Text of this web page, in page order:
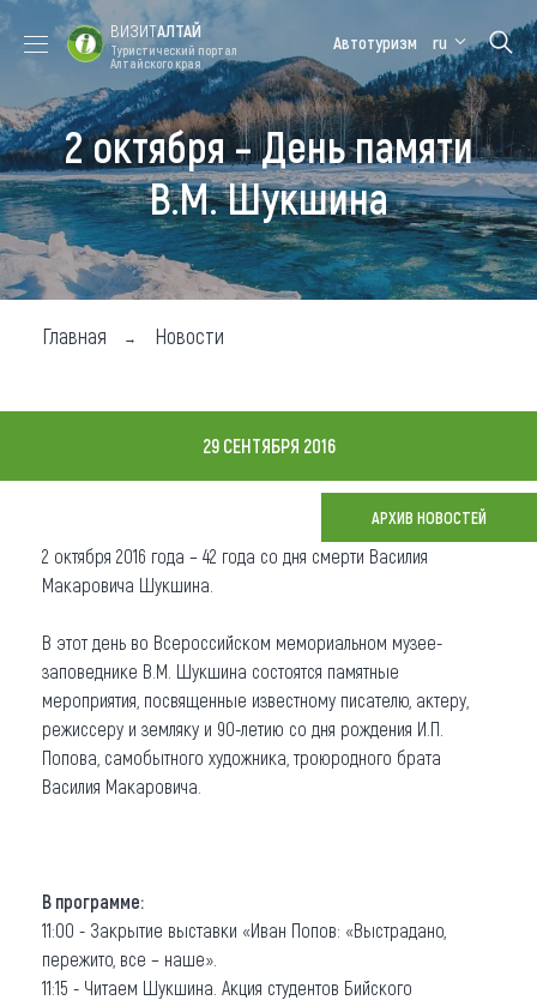
Форум VISIT
ALTAI
Цветение
маральника
Медицинский
форум
Алтайская
зимовка
Туры
Где побывать
Где поесть
Карта
Что привезти (сувениры)
О регионе
Коллекция впечатлений
Другие рубрики
ВИЗИТАЛТАЙ
Туристический портал
Алтайского края
Автотуризм ru
2 октября – День памяти
В.М. Шукшина
Главная Новости
29 СЕНТЯБРЯ 2016
АРХИВ НОВОСТЕЙ
2 октября 2016 года – 42 года со дня смерти Василия
Макаровича Шукшина.
В этот день во Всероссийском мемориальном музее-
заповеднике В.М. Шукшина состоятся памятные
мероприятия, посвященные известному писателю, актеру,
режиссеру и земляку и 90-летию со дня рождения И.П.
Попова, самобытного художника, троюродного брата
Василия Макаровича.
В программе:
11:00 - Закрытие выставки «Иван Попов: «Выстрадано,
пережито, все – наше».
11:15 - Читаем Шукшина. Акция студентов Бийского